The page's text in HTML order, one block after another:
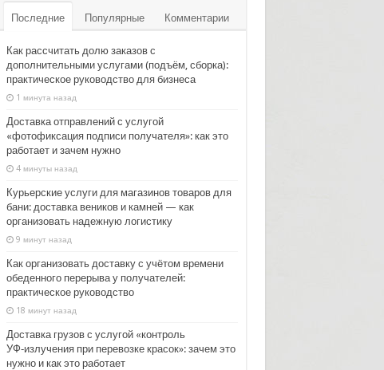
Последние Популярные Комментарии
Как рассчитать долю заказов с
дополнительными услугами (подъём, сборка):
практическое руководство для бизнеса
1 минута назад
Доставка отправлений с услугой
«фотофиксация подписи получателя»: как это
работает и зачем нужно
4 минуты назад
Курьерские услуги для магазинов товаров для
бани: доставка веников и камней — как
организовать надежную логистику
9 минут назад
Как организовать доставку с учётом времени
обеденного перерыва у получателей:
практическое руководство
18 минут назад
Доставка грузов с услугой «контроль
УФ‑излучения при перевозке красок»: зачем это
нужно и как это работает